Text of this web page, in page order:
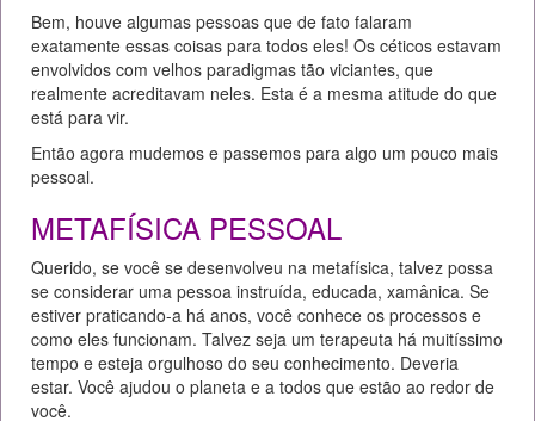
Bem, houve algumas pessoas que de fato falaram
exatamente essas coisas para todos eles! Os céticos estavam
envolvidos com velhos paradigmas tão viciantes, que
realmente acreditavam neles. Esta é a mesma atitude do que
está para vir.
Então agora mudemos e passemos para algo um pouco mais
pessoal.
METAFÍSICA PESSOAL
Querido, se você se desenvolveu na metafísica, talvez possa
se considerar uma pessoa instruída, educada, xamânica. Se
estiver praticando-a há anos, você conhece os processos e
como eles funcionam. Talvez seja um terapeuta há muitíssimo
tempo e esteja orgulhoso do seu conhecimento. Deveria
estar. Você ajudou o planeta e a todos que estão ao redor de
você.